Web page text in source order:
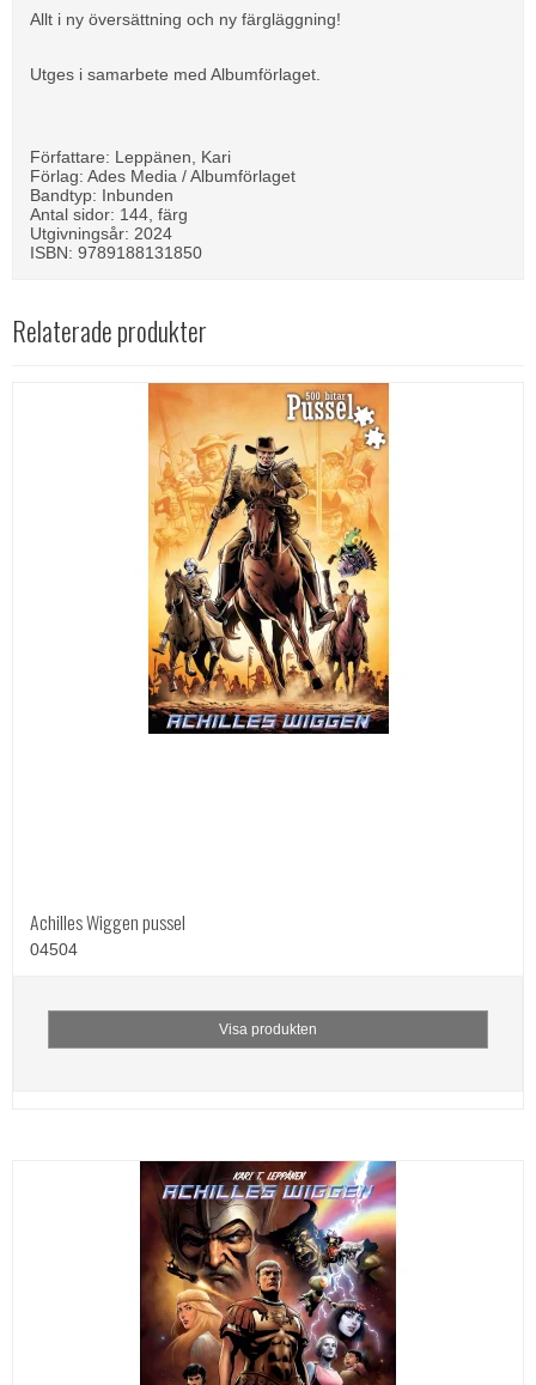
Allt i ny översättning och ny färgläggning!
Utges i samarbete med Albumförlaget.
Författare: Leppänen, Kari
Förlag: Ades Media / Albumförlaget
Bandtyp: Inbunden
Antal sidor: 144, färg
Utgivningsår: 2024
ISBN: 9789188131850
Relaterade produkter
Achilles Wiggen pussel
04504
Visa produkten